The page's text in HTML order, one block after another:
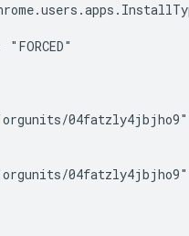
"FORCED"
04fatzly4jbjho9"
04fatzly4jbjho9"